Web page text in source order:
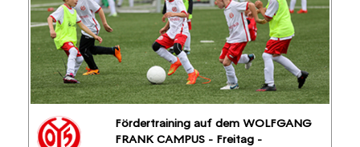
Fördertraining auf dem WOLFGANG
FRANK CAMPUS - Freitag -